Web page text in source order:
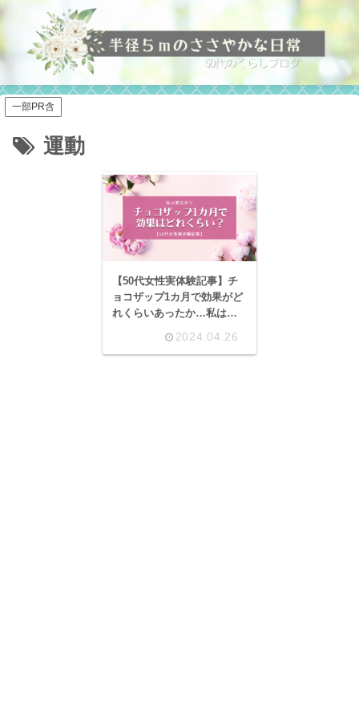
一部PR含
運動
【50代女性実体験記事】チ
ョコザップ1カ月で効果がど
れくらいあったか…私は変
2024.04.26